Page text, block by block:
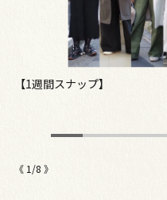
【1週間スナップ】
《 1 /8 》